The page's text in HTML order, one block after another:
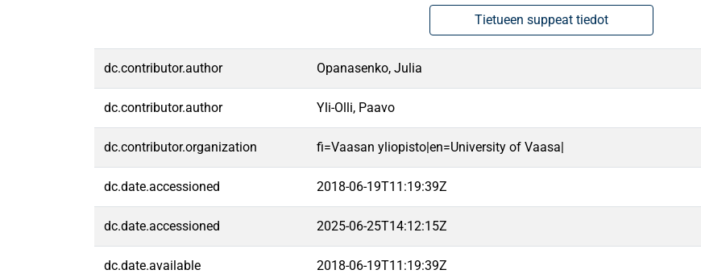
Tietueen suppeat tiedot
dc.contributor.author Opanasenko, Julia
dc.contributor.author Yli-Olli, Paavo
dc.contributor.organization fi=Vaasan yliopisto|en=University of Vaasa|
dc.date.accessioned 2018-06-19T11:19:39Z
dc.date.accessioned 2025-06-25T14:12:15Z
dc.date.available 2018-06-19T11:19:39Z